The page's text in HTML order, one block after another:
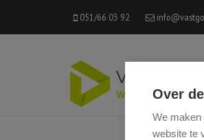
051/66 03 92
Over
We maken
website te